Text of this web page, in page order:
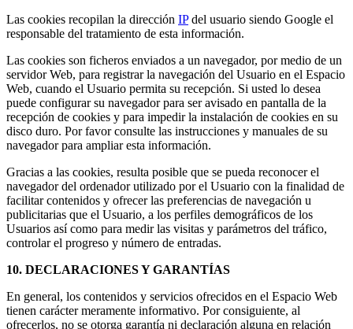
Las cookies recopilan la dirección IPdel usuario siendo Google el
responsable del tratamiento de esta información.
Las cookies son ficheros enviados a un navegador, por medio de un
servidor Web, para registrar la navegación del Usuario en el Espacio
Web, cuando el Usuario permita su recepción. Si usted lo desea
puede configurar su navegador para ser avisado en pantalla de la
recepción de cookies y para impedir la instalación de cookies en su
disco duro. Por favor consulte las instrucciones y manuales de su
navegador para ampliar esta información.
Gracias a las cookies, resulta posible que se pueda reconocer el
navegador del ordenador utilizado por el Usuario con la finalidad de
facilitar contenidos y ofrecer las preferencias de navegación u
publicitarias que el Usuario, a los perfiles demográficos de los
Usuarios así como para medir las visitas y parámetros del tráfico,
controlar el progreso y número de entradas.
10. DECLARACIONES Y GARANTÍAS
En general, los contenidos y servicios ofrecidos en el Espacio Web
tienen carácter meramente informativo. Por consiguiente, al
ofrecerlos, no se otorga garantía ni declaración alguna en relación